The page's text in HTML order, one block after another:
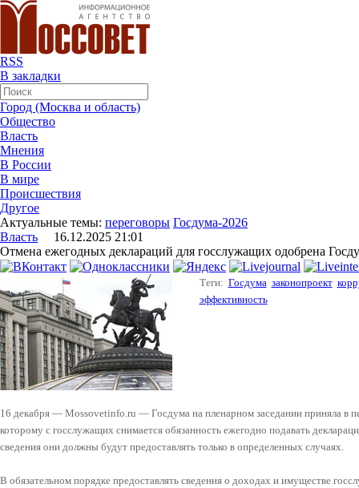
RSS
В закладки
Город (Москва и область)
Общество
Власть
Мнения
В России
В мире
Происшествия
Другое
Актуальные темы: переговоры Госдума-2026
Власть 16.12.2025 21:01
Отмена ежегодных деклараций для госслужащих одобрена
Теги: Госдума законопроект
эффективность
16 декабря — Mossovetinfo.ru — Госдума на пленарном заседании приняла в
которому с госслужащих снимается обязанность ежегодно подавать
сведения они должны будут предоставлять только в определенных случаях.
В обязательном порядке предоставлять сведения о доходах и имуществе